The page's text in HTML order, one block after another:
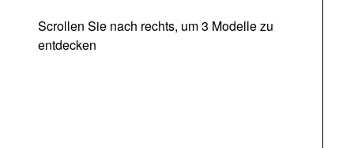
Scrollen Sie nach rechts, um 3 Modelle zu
entdecken